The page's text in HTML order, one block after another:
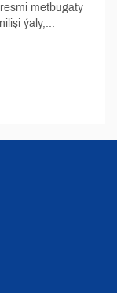
metbugaty
ýaly,...